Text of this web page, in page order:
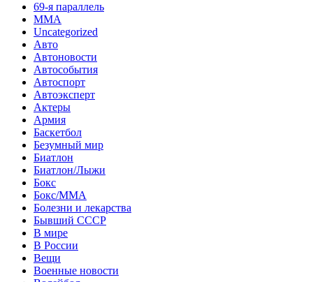
69-я параллель
MMA
Uncategorized
Авто
Автоновости
Автособытия
Автоспорт
Автоэксперт
Актеры
Армия
Баскетбол
Безумный мир
Биатлон
Биатлон/Лыжи
Бокс
Бокс/MMA
Болезни и лекарства
Бывший СССР
В мире
В России
Вещи
Военные новости